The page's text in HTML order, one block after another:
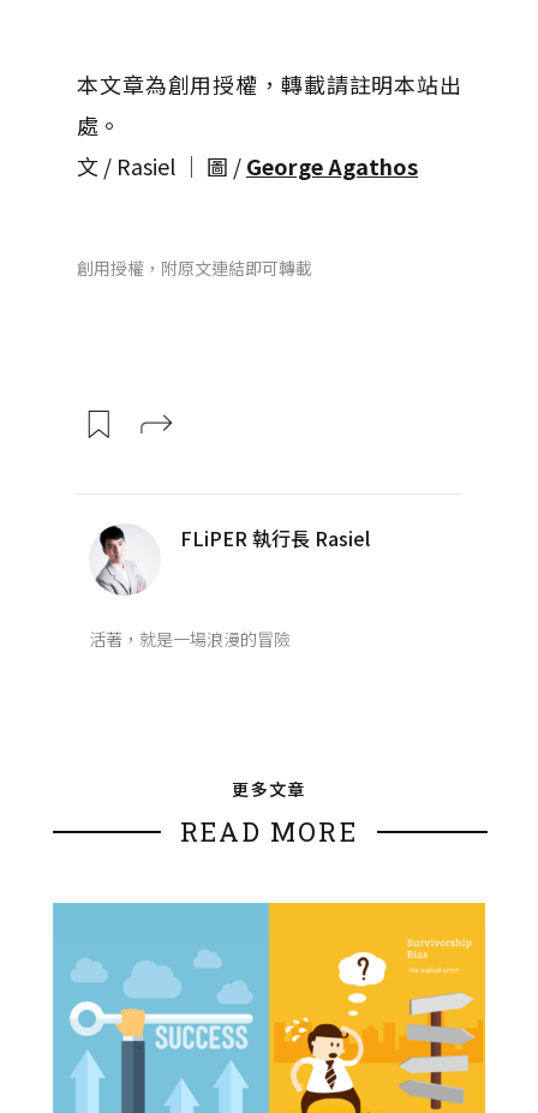
本文章為創用授權，轉載請註明本站出
處。
文 / Rasiel │ 圖 /George Agathos
創用授權，附原文連結即可轉載
FLiPER 執行長 Rasiel
活著，就是一場浪漫的冒險
更多文章
READ MORE